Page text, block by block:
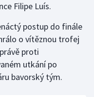
Filipe Luís.
postup do finále
o vítěznou trofej
proti
utkání po
bavorský tým.